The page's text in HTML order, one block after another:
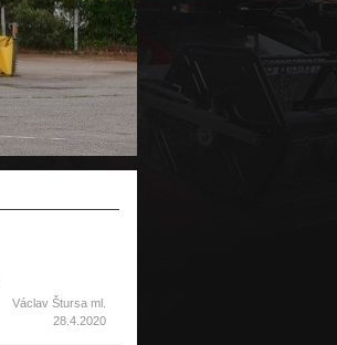
Václav Štursa ml.
28.4.2020